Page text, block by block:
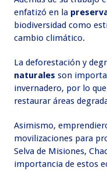
enfatizó en la
biodiversidad como
cambio climático.
La deforestación y
naturales son
invernadero, por lo
restaurar áreas
Asimismo,
movilizaciones para
Selva de Misiones,
importancia de estos